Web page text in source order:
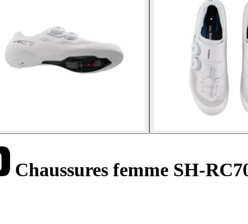
Chaussures femme SH-